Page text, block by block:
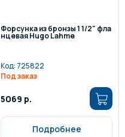
Форсунка из бронзы 1 1/2" фла
нцевая Hugo Lahme
Код: 725822
Под заказ
5069 р.
Подробнее